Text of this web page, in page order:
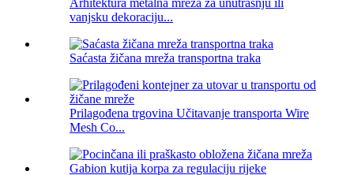
Arhitektura metalna mreža za unutrašnju ili
vanjsku dekoraciju...
Saćasta žičana mreža transportna traka
Prilagođena trgovina Učitavanje transporta Wire
Mesh Co...